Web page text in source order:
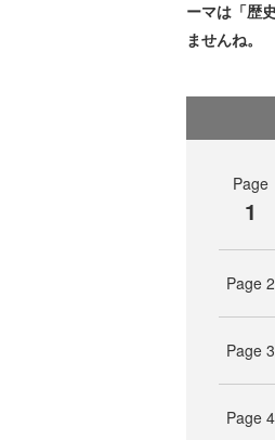
ーマは「歴
ませんね。
Page
1
Page 2
Page 3
Page 4